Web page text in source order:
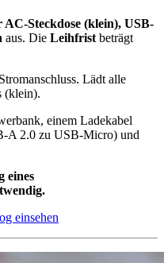
Steckdose (klein), USB-
aus. Die Leihfrist beträgt
Lädt alle
(klein).
einem Ladekabel
A 2.0 zu USB-Micro) und
eines
einsehen